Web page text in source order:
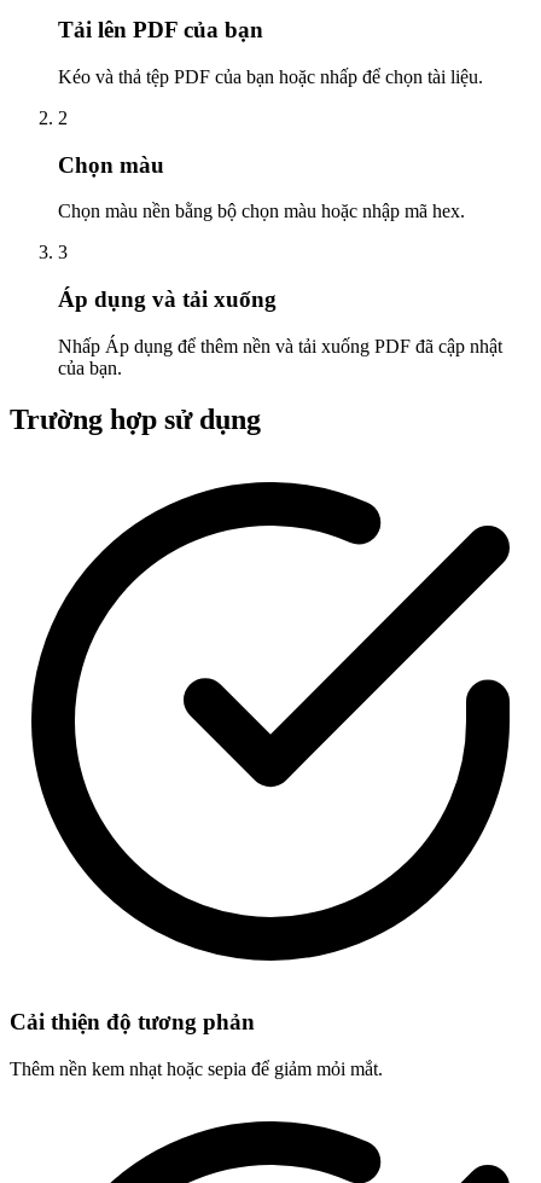
Tải lên PDF của bạn
Kéo và thả tệp PDF của bạn hoặc nhấp để chọn tài liệu.
2
Chọn màu
Chọn màu nền bằng bộ chọn màu hoặc nhập mã hex.
3
Áp dụng và tải xuống
Nhấp Áp dụng để thêm nền và tải xuống PDF đã cập nhật
của bạn.
Trường hợp sử dụng
Cải thiện độ tương phản
Thêm nền kem nhạt hoặc sepia để giảm mỏi mắt.